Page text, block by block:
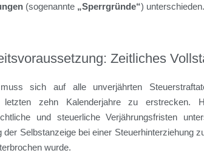
(sogenannte „Sperrgründe“) unterschieden.
Zeitliches
muss sich auf alle unverjährten
letzten zehn Kalenderjahre zu erstrecken.
und steuerliche Verjährungsfristen
Selbstanzeige bei einer Steuerhinterziehung
wurde.